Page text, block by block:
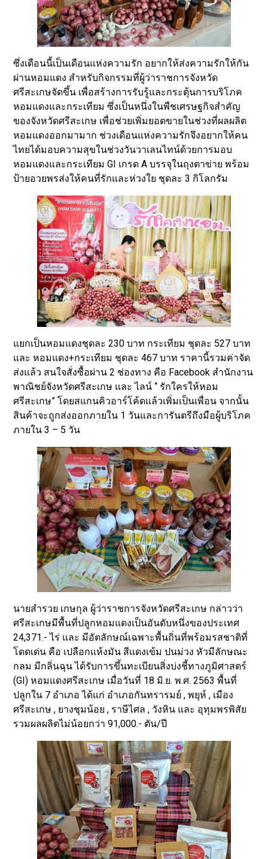
ซึ่งเดือนนี้เป็นเดือนแห่งความรัก อยากให้ส่งความรักให้กัน
ผ่านหอมแดง สำหรับกิจกรรมที่ผู้ว่าราชการจังหวัด
ศรีสะเกษจัดขึ้น เพื่อสร้างการรับรู้และกระตุ้นการบริโภค
หอมแดงและกระเทียม ซึ่งเป็นหนึ่งในพืชเศรษฐกิจสำคัญ
ของจังหวัดศรีสะเกษ เพื่อช่วยเพิ่มยอดขายในช่วงที่ผลผลิต
หอมแดงออกมามาก ช่วงเดือนแห่งความรักจึงอยากให้คน
ไทยได้มอบความสุขในช่วงวันวาเลนไทน์ด้วยการมอบ
หอมแดงและกระเทียม GI เกรด A บรรจุในถุงตาข่าย พร้อม
ป้ายอวยพรส่งให้คนที่รักและห่วงใย ชุดละ 3 กิโลกรัม
แยกเป็นหอมแดงชุดละ 230 บาท กระเทียม ชุดละ 527 บาท
และ หอมแดง+กระเทียม ชุดละ 467 บาท ราคานี้รวมค่าจัด
ส่งแล้ว สนใจสั่งซื้อผ่าน 2 ช่องทาง คือ Facebook สำนักงาน
พาณิชย์จังหวัดศรีสะเกษ และ ไลน์ “ รักใครให้หอม
ศรีสะเกษ” โดยสแกนคิวอาร์โค้ดแล้วเพิ่มเป็นเพื่อน จากนั้น
สินค้าจะถูกส่งออกภายใน 1 วันและการันตรีถึงมือผู้บริโภค
ภายใน 3 – 5 วัน
นายสำรวย เกษกุล ผู้ว่าราชการจังหวัดศรีสะเกษ กล่าวว่า
ศรีสะเกษมีพื้นที่ปลูกหอมแดงเป็นอันดับหนึ่งของประเทศ
24,371.- ไร่ และ มีอัตลักษณ์เฉพาะพื้นถิ่นที่พร้อมรสชาติที่
โดดเด่น คือ เปลือกแห้งมัน สีแดงเข้ม ปนม่วง หัวมีลักษณะ
กลม มีกลิ่นฉุน ได้รับการขึ้นทะเบียนสิ่งบ่งชี้ทางภูมิศาสตร์
(GI) หอมแดงศรีสะเกษ เมื่อวันที่ 18 มิ.ย. พ.ศ. 2563 พื้นที่
ปลูกใน 7 อำเภอ ได้แก่ อำเภอกันทรารมย์ , พยุห์ , เมือง
ศรีสะเกษ , ยางชุมน้อย , ราษีไศล , วังหิน และ อุทุมพรพิสัย
รวมผลผลิตไม่น้อยกว่า 91,000.- ตัน/ปี